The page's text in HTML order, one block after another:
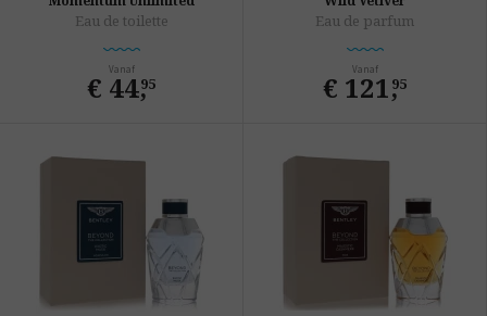
Eau de toilette
Vanaf
€ 44,
95
Eau de parfum
Vanaf
€ 121,
95